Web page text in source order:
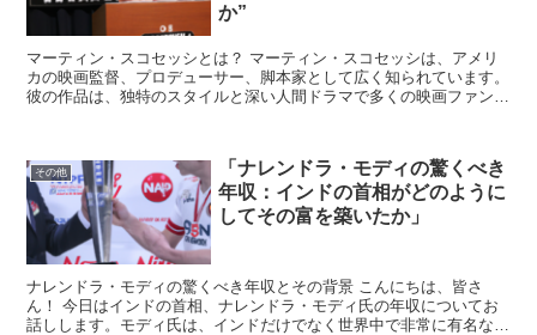
か”
マーティン・スコセッシとは？ マーティン・スコセッシは、アメリ
カの映画監督、プロデューサー、脚本家として広く知られています。
彼の作品は、独特のスタイルと深い人間ドラマで多くの映画ファンを
その他
「ナレンドラ・モディの驚くべき
年収：インドの首相がどのように
してその富を築いたか」
ナレンドラ・モディの驚くべき年収とその背景 こんにちは、皆さ
ん！ 今日はインドの首相、ナレンドラ・モディ氏の年収についてお
話しします。モディ氏は、インドだけでなく世界中で非常に有名な政